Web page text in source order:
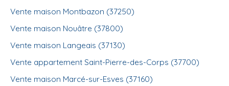
Vente maison Montbazon (37250)
Vente maison Nouâtre (37800)
Vente maison Langeais (37130)
Vente appartement Saint-Pierre-des-Corps (37700)
Vente maison Marcé-sur-Esves (37160)